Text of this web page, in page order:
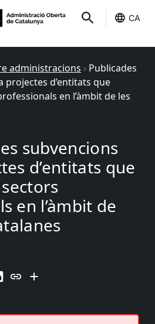
CA
administracions › Publicades
projectes d’entitats que
en l’àmbit de les
subvencions
d’entitats que
en l’àmbit de